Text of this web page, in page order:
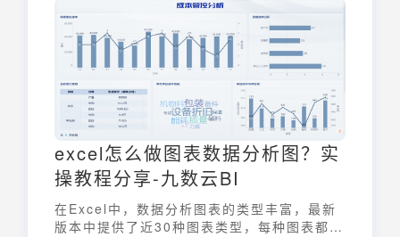
excel怎么做图表数据分析图？实
操教程分享-九数云BI
在Excel中，数据分析图表的类型丰富，最新
版本中提供了近30种图表类型，每种图表都有